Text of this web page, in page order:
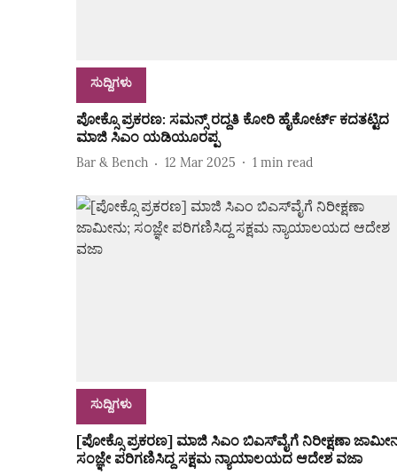
ಸುದ್ದಿಗಳು
ಪೋಕ್ಸೊ ಪ್ರಕರಣ: ಸಮನ್ಸ್‌ ರದ್ದತಿ ಕೋರಿ ಹೈಕೋರ್ಟ್‌ ಕದತಟ್ಟಿದ
ಮಾಜಿ ಸಿಎಂ ಯಡಿಯೂರಪ್ಪ
Bar & Bench 12 Mar 2025 1 min read
ಸುದ್ದಿಗಳು
[ಪೋಕ್ಸೊ ಪ್ರಕರಣ] ಮಾಜಿ ಸಿಎಂ ಬಿಎಸ್‌ವೈಗೆ ನಿರೀಕ್ಷಣಾ
ಸಂಜ್ಞೇ ಪರಿಗಣಿಸಿದ್ದ ಸಕ್ಷಮ ನ್ಯಾಯಾಲಯದ ಆದೇಶ ವಜಾ